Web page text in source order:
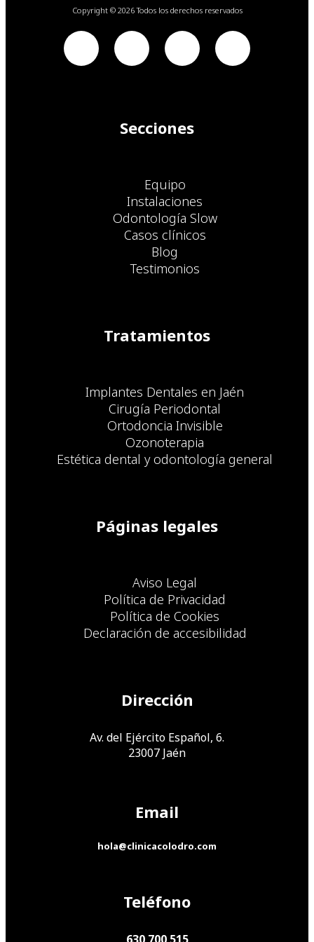
Copyright © 2026 Todos los derechos reservados
Secciones
Equipo
Instalaciones
Odontología Slow
Casos clínicos
Blog
Testimonios
Tratamientos
Implantes Dentales en Jaén
Cirugía Periodontal
Ortodoncia Invisible
Ozonoterapia
Estética dental y odontología general
Páginas legales
Aviso Legal
Política de Privacidad
Política de Cookies
Declaración de accesibilidad
Dirección
Av. del Ejército Español, 6.
23007 Jaén
Email
hola@clinicacolodro.com
Teléfono